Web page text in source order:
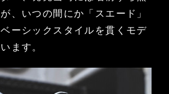
、いつの間にか「スエード」
ーシックスタイルを貫くモデ
ます。